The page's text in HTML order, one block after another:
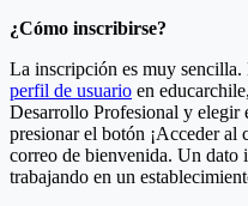
¿Cómo inscribirse?
La inscripción es muy sencilla.
perfil de usuario en
Desarrollo Profesional y elegir
presionar el botón ¡Acceder al
correo de bienvenida. Un dato
trabajando en un